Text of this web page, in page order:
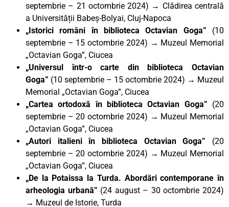
septembrie – 21 octombrie 2024) → Clădirea centrală
a Universității Babeș-Bolyai, Cluj-Napoca
„Istorici români în biblioteca Octavian Goga” (10
septembrie – 15 octombrie 2024) → Muzeul Memorial
„Octavian Goga”, Ciucea
„Universul într-o carte din biblioteca Octavian
Goga” (10 septembrie – 15 octombrie 2024) → Muzeul
Memorial „Octavian Goga”, Ciucea
„Cartea ortodoxă în biblioteca Octavian Goga” (20
septembrie – 20 octombrie 2024) → Muzeul Memorial
„Octavian Goga”, Ciucea
„Autori italieni în biblioteca Octavian Goga” (20
septembrie – 20 octombrie 2024) → Muzeul Memorial
„Octavian Goga”, Ciucea
„De la Potaissa la Turda. Abordări contemporane în
arheologia urbană” (24 august – 30 octombrie 2024)
→ Muzeul de Istorie, Turda